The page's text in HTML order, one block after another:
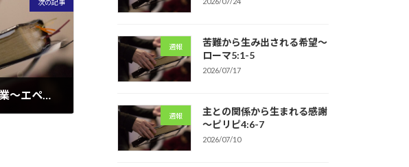
次の記事
ひとつの家族とされる聖霊の御業～エペソ2:14-22
週報
苦難から生み出される希望～
ローマ5:1-5
2026/07/17
週報
主との関係から生まれる感謝
～ピリピ4:6-7
2026/07/10